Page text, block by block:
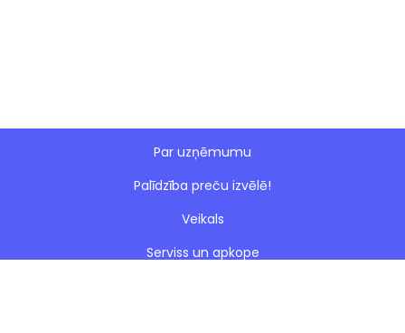
Par uzņēmumu
Palīdzība preču izvēlē!
Veikals
Serviss un apkope